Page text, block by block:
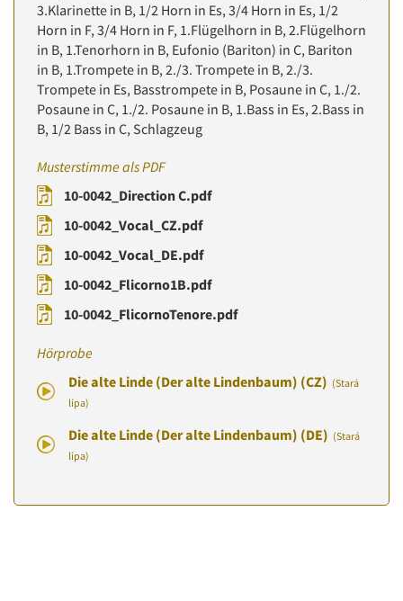
3.Klarinette in B, 1/2 Horn in Es, 3/4 Horn in Es, 1/2
Horn in F, 3/4 Horn in F, 1.Flügelhorn in B, 2.Flügelhorn
in B, 1.Tenorhorn in B, Eufonio (Bariton) in C, Bariton
in B, 1.Trompete in B, 2./3. Trompete in B, 2./3.
Trompete in Es, Basstrompete in B, Posaune in C, 1./2.
Posaune in C, 1./2. Posaune in B, 1.Bass in Es, 2.Bass in
B, 1/2 Bass in C, Schlagzeug
Musterstimme als PDF
10-0042_Direction C.pdf
10-0042_Vocal_CZ.pdf
10-0042_Vocal_DE.pdf
10-0042_Flicorno1B.pdf
10-0042_FlicornoTenore.pdf
Hörprobe
Die alte Linde (Der alte Lindenbaum) (CZ) (Stará
lípa)
Die alte Linde (Der alte Lindenbaum) (DE) (Stará
lípa)